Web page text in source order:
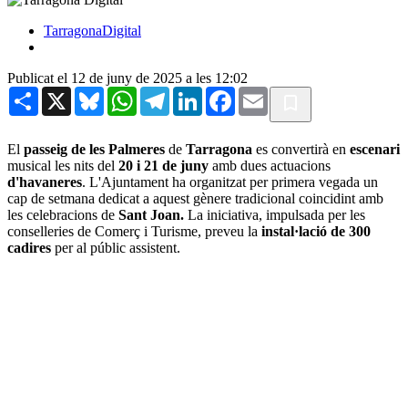
TarragonaDigital
Publicat el 12 de juny de 2025 a les 12:02
Share X BlueskyWhatsAppTelegramLinkedInFacebook
Email
El passeig de les Palmeres de Tarragona es convertirà en escenari
musical les nits del 20 i 21 de juny amb dues actuacions
d'havaneres. L'Ajuntament ha organitzat per primera vegada un
cap de setmana dedicat a aquest gènere tradicional coincidint amb
les celebracions de Sant Joan. La iniciativa, impulsada per les
conselleries de Comerç i Turisme, preveu la instal·lació de 300
cadires per al públic assistent.